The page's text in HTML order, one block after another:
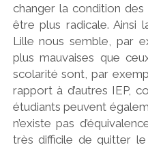
changer la condition
être plus radicale. Ainsi
Lille nous semble, par
plus mauvaises que
scolarité sont, par
rapport à d’autres IEP,
étudiants peuvent
n’existe pas
très difficile de quitter